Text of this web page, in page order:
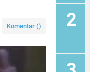
Komentar ()